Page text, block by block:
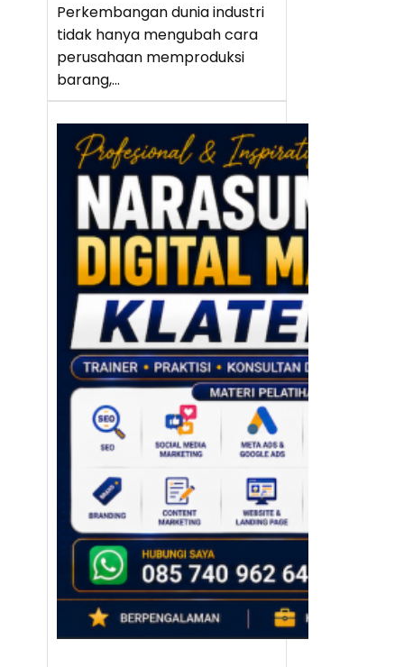
Perkembangan dunia industri
tidak hanya mengubah cara
perusahaan memproduksi
barang,…